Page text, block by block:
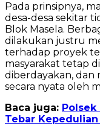
Pada prinsipnya,
desa-desa sekitar
Blok Masela.
dilakukan justru
terhadap proyek
masyarakat tetap
diberdayakan, dan
secara nyata oleh
Baca juga:
Tebar